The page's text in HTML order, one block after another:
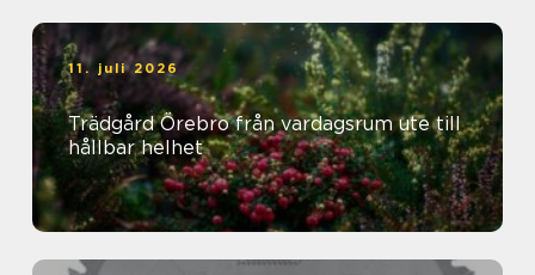
11. juli 2026
Trädgård Örebro från vardagsrum ute till
hållbar helhet